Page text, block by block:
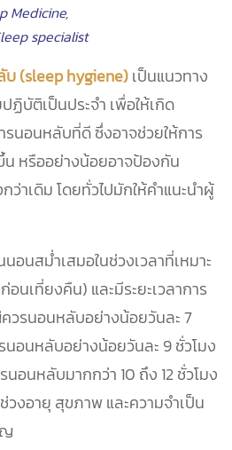
Medicine,
specialist
(sleep hygiene)เป็นแนวทาง
ฏิบัติเป็นประจำ เพื่อให้เกิด
นอนหลับที่ดี ซึ่งอาจช่วยให้การ
หรืออย่างน้อยอาจป้องกัน
ว่าเดิม โดยทั่วไปมักให้คำแนะนำผู้
อนสม่ำเสมอในช่วงเวลาที่เหมาะ
นเที่ยงคืน) และมีระยะเวลาการ
รนอนหลับอย่างน้อยวันละ 7
นอนหลับอย่างน้อยวันละ 9 ชั่วโมง
นอนหลับมากกว่า 10 ถึง 12 ชั่วโมง
งอายุ สุขภาพ และความจำเป็น